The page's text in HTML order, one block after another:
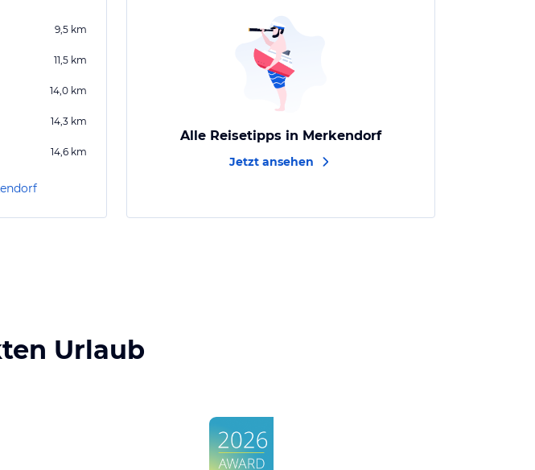
9,5 km
11,5 km
14,0 km
14,3 km
14,6 km
Alle Reisetipps in Merkendorf
Jetzt ansehen
Urlaub